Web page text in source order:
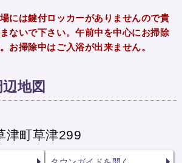
には鍵付ロッカーがありませんので貴
ないで下さい。午前中を中心にお掃除
お掃除中はご入浴が出来ません。
地図
津町草津299